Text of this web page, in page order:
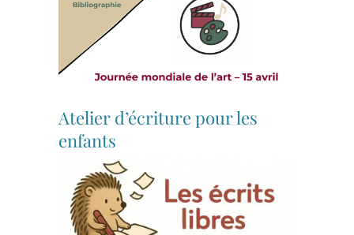
Atelier d’écriture pour les
enfants